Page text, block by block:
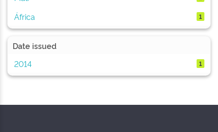
África 1
Date issued
2014
1